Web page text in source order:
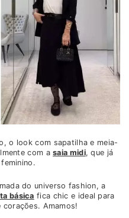
o look com sapatilha e meia-
com asaia midi, que já
do universo fashion, a
básica fica chic e ideal para
Amamos!